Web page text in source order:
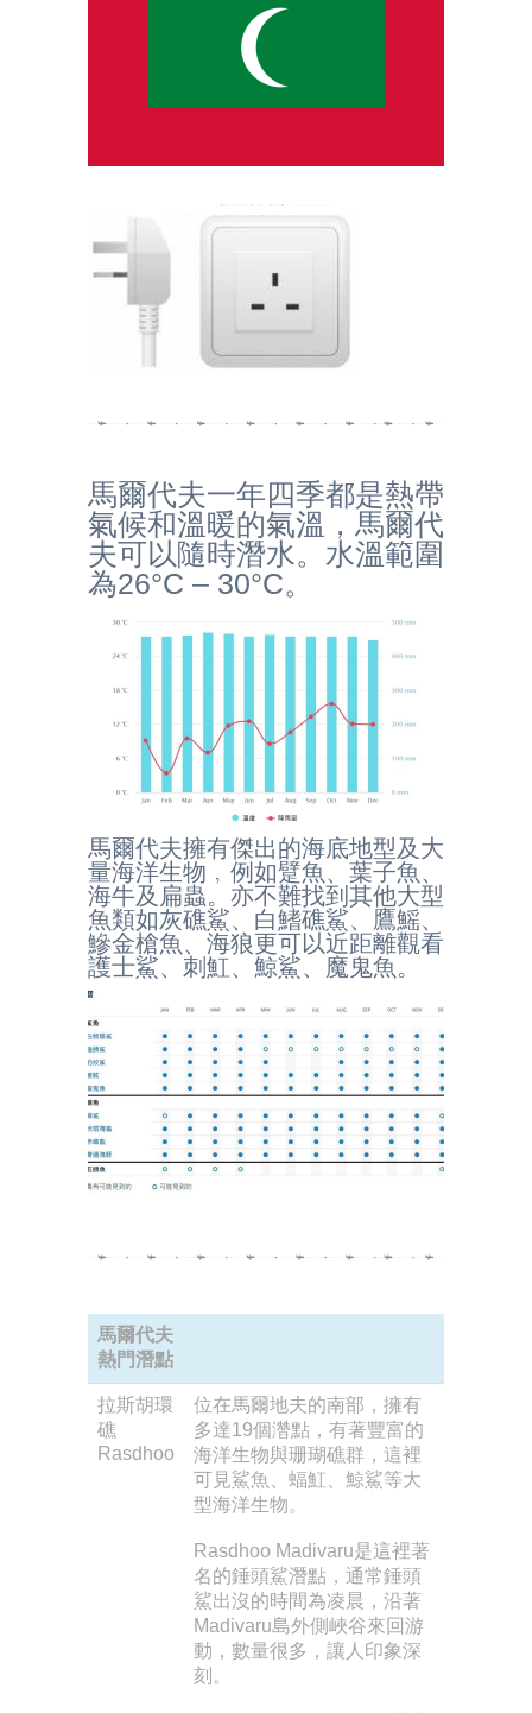
馬爾代夫一年四季都是熱帶
氣候和溫暖的氣溫，馬爾代
夫可以隨時潛水。水溫範圍
為26°C – 30°C。
馬爾代夫擁有傑出的海底地型及大
量海洋生物﹐例如躄魚、葉子魚、
海牛及扁蟲。亦不難找到其他大型
魚類如灰礁鯊、白鰭礁鯊、鷹鰩、
鰺金槍魚、海狼更可以近距離觀看
護士鯊、刺魟、鯨鯊、魔鬼魚。
馬爾代夫
熱門潛點
拉斯胡環
礁
Rasdhoo
位在馬爾地夫的南部，擁有
多達19個濳點，有著豐富的
海洋生物與珊瑚礁群，這裡
可見鯊魚、蝠魟、鯨鯊等大
型海洋生物。
Rasdhoo Madivaru是這裡著
名的錘頭鯊潛點，通常錘頭
鯊出沒的時間為凌晨，沿著
Madivaru島外側峽谷來回游
動，數量很多，讓人印象深
刻。